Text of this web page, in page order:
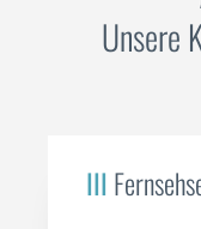
Unsere
III